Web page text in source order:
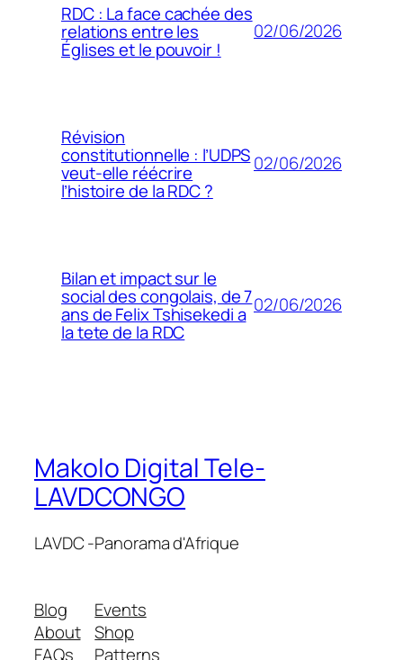
RDC : La face cachée des
relations entre les
Églises et le pouvoir !
02/06/2026
Révision
constitutionnelle : l’UDPS
veut-elle réécrire
l’histoire de la RDC ?
02/06/2026
Bilan et impact sur le
social des congolais, de 7
ans de Felix Tshisekedi a
la tete de la RDC
02/06/2026
Makolo Digital Tele-
LAVDCONGO
LAVDC -Panorama d'Afrique
Blog
About
FAQs
Events
Shop
Patterns